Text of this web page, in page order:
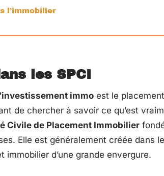
l’immobilier
les SPCI
immo est le
de chercher à savoir ce qu’est
Civile de Placement Immobilier
Elle est généralement créée dans
immobilier d’une grande envergure.